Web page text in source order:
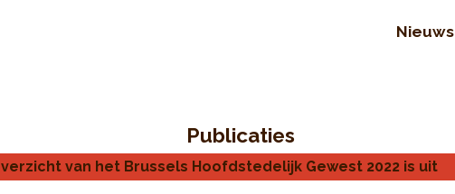
Nieuws
Publicaties
van het Brussels Hoofdstedelijk Gewest 2022 is uit